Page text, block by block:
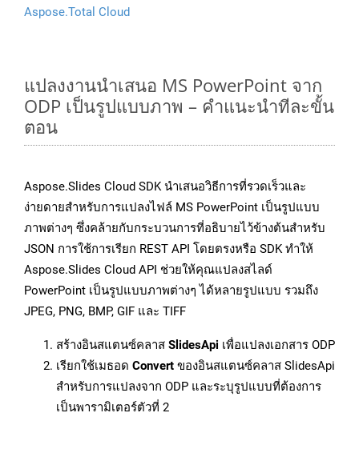
Aspose.Total Cloud
แปลงงานนำเสนอ MS PowerPoint จาก
ODP เป็นรูปแบบภาพ – คำแนะนำทีละขั้น
ตอน
Aspose.Slides Cloud SDK นำเสนอวิธีการที่รวดเร็วและ
ง่ายดายสำหรับการแปลงไฟล์ MS PowerPoint เป็นรูปแบบ
ภาพต่างๆ ซึ่งคล้ายกับกระบวนการที่อธิบายไว้ข้างต้นสำหรับ
JSON การใช้การเรียก REST API โดยตรงหรือ SDK ทำให้
Aspose.Slides Cloud API ช่วยให้คุณแปลงสไลด์
PowerPoint เป็นรูปแบบภาพต่างๆ ได้หลายรูปแบบ รวมถึง
JPEG, PNG, BMP, GIF และ TIFF
สร้างอินสแตนซ์คลาส SlidesApi เพื่อแปลงเอกสาร ODP
เรียกใช้เมธอด Convert ของอินสแตนซ์คลาส SlidesApi
สำหรับการแปลงจาก ODP และระบุรูปแบบที่ต้องการ
เป็นพารามิเตอร์ตัวที่ 2